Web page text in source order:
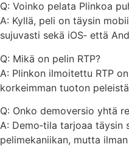
Q: Voinko pelata Plinkoa
A: Kyllä, peli on täysin
sujuvasti sekä iOS‑ että
Q: Mikä on pelin RTP?
A: Plinkon ilmoitettu RTP
korkeimman tuoton
Q: Onko demoversio yhtä
A: Demo‑tila tarjoaa täysin
pelimekaniikan, mutta